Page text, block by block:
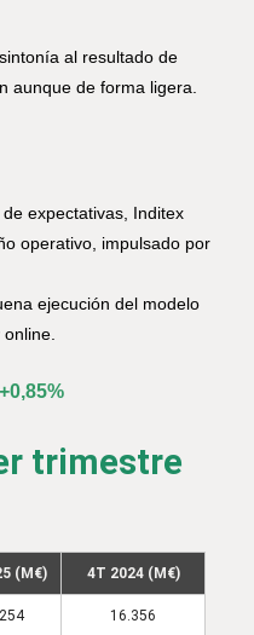
al resultado de
aunque de forma ligera.
expectativas, Inditex
operativo, impulsado por
ejecución del modelo
+0,85%
trimestre
(M€) 4T 2024 (M€)
16.356